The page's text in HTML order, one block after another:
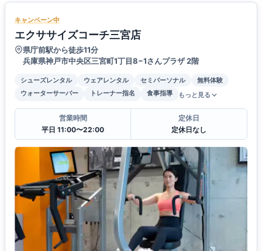
キャンペーン中
エクササイズコーチ三宮店
県庁前駅から徒歩11分
兵庫県神戸市中央区三宮町1丁目8−1さんプラザ 2階
シューズレンタル ウェアレンタル セミパーソナル
無料体験
ウォーターサーバー
トレーナー指名 食事指導 もっと見る
営業時間
平日 11:00〜22:00
定休日
定休日なし